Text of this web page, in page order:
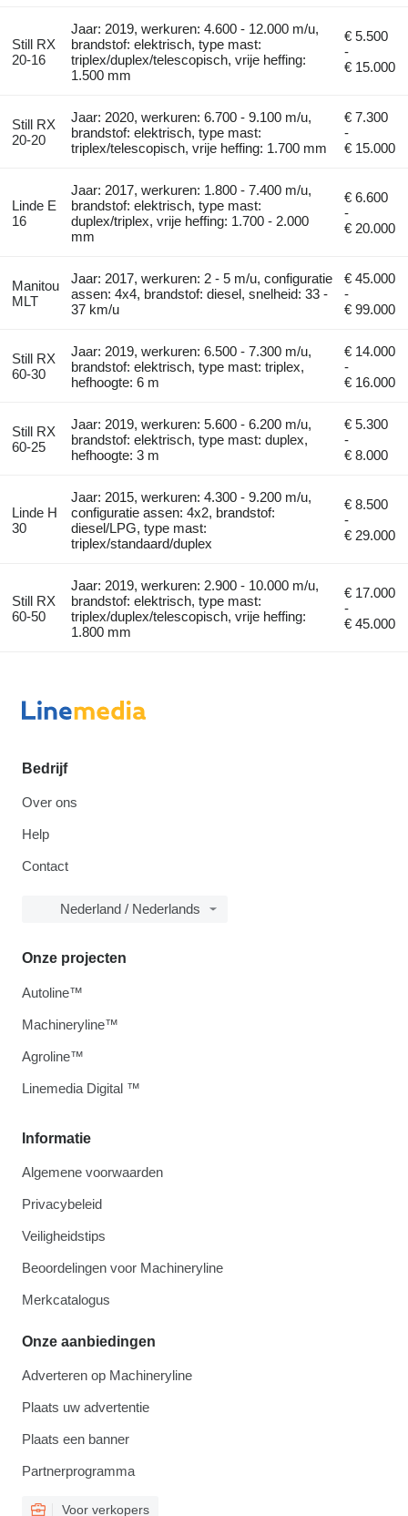
Still RX
20-16
Jaar: 2019, werkuren: 4.600 - 12.000 m/u,
brandstof: elektrisch, type mast:
triplex/duplex/telescopisch, vrije heffing:
1.500 mm
€ 5.500
-
€ 15.000
Still RX
20-20
Jaar: 2020, werkuren: 6.700 - 9.100 m/u,
brandstof: elektrisch, type mast:
triplex/telescopisch, vrije heffing: 1.700 mm
€ 7.300
-
€ 15.000
Linde E
16
Jaar: 2017, werkuren: 1.800 - 7.400 m/u,
brandstof: elektrisch, type mast:
duplex/triplex, vrije heffing: 1.700 - 2.000
mm
€ 6.600
-
€ 20.000
Manitou
MLT
Jaar: 2017, werkuren: 2 - 5 m/u, configuratie
assen: 4x4, brandstof: diesel, snelheid: 33 -
37 km/u
€ 45.000
-
€ 99.000
Still RX
60-30
Jaar: 2019, werkuren: 6.500 - 7.300 m/u,
brandstof: elektrisch, type mast: triplex,
hefhoogte: 6 m
€ 14.000
-
€ 16.000
Still RX
60-25
Jaar: 2019, werkuren: 5.600 - 6.200 m/u,
brandstof: elektrisch, type mast: duplex,
hefhoogte: 3 m
€ 5.300
-
€ 8.000
Linde H
30
Jaar: 2015, werkuren: 4.300 - 9.200 m/u,
configuratie assen: 4x2, brandstof:
diesel/LPG, type mast:
triplex/standaard/duplex
€ 8.500
-
€ 29.000
Still RX
60-50
Jaar: 2019, werkuren: 2.900 - 10.000 m/u,
brandstof: elektrisch, type mast:
triplex/duplex/telescopisch, vrije heffing:
1.800 mm
€ 17.000
-
€ 45.000
Bedrijf
Over ons
Help
Contact
Nederland / Nederlands
Informatie
Algemene voorwaarden
Privacybeleid
Veiligheidstips
Beoordelingen voor Machineryline
Merkcatalogus
Onze aanbiedingen
Adverteren op Machineryline
Plaats uw advertentie
Plaats een banner
Partnerprogramma
Voor verkopers
Onze projecten
Autoline™
Machineryline™
Agroline™
Linemedia Digital ™